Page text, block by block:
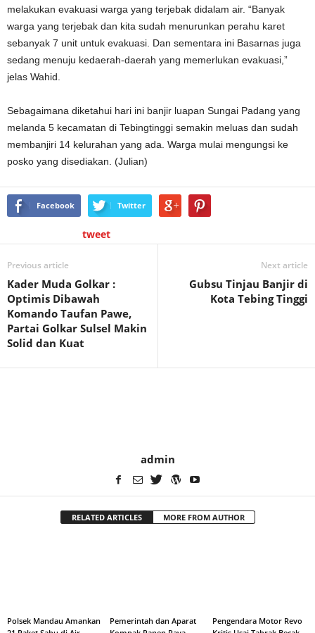
melakukan evakuasi warga yang terjebak didalam air. “Banyak
warga yang terjebak dan kita sudah menurunkan perahu karet
sebanyak 7 unit untuk evakuasi. Dan sementara ini Basarnas juga
sedang menuju kedaerah-daerah yang memerlukan evakuasi,”
jelas Wahid.
Sebagaimana diketahui hari ini banjir luapan Sungai Padang yang
melanda 5 kecamatan di Tebingtinggi semakin meluas dan sudah
membanjiri 14 kelurahan yang ada. Warga mulai mengungsi ke
posko yang disediakan. (Julian)
Facebook Twitter
tweet
Previous article
Kader Muda Golkar :
Optimis Dibawah
Komando Taufan Pawe,
Partai Golkar Sulsel Makin
Solid dan Kuat
Next article
Gubsu Tinjau Banjir di
Kota Tebing Tinggi
admin
RELATED ARTICLES MORE FROM AUTHOR
Polsek Mandau Amankan
Pemerintah dan Aparat
Pengendara Motor Revo